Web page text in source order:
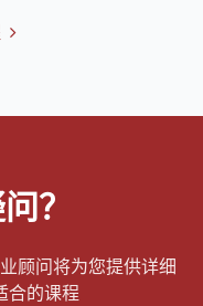
？
顾问将为您提供详细
合的课程